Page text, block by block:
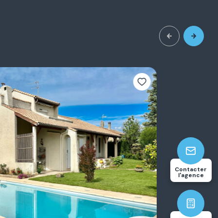
3
chambre(s)
117.94
m²
Contacter
l'agence